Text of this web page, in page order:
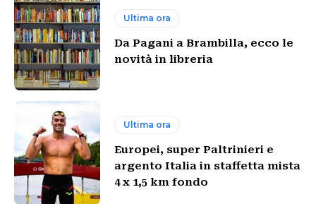
Ultima ora
Da Pagani a Brambilla, ecco le
novità in libreria
Ultima ora
Europei, super Paltrinieri e
argento Italia in staffetta mista
4 x 1,5 km fondo